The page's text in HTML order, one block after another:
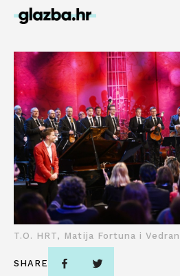
T.O. HRT, Matija Fortuna i
SHARE